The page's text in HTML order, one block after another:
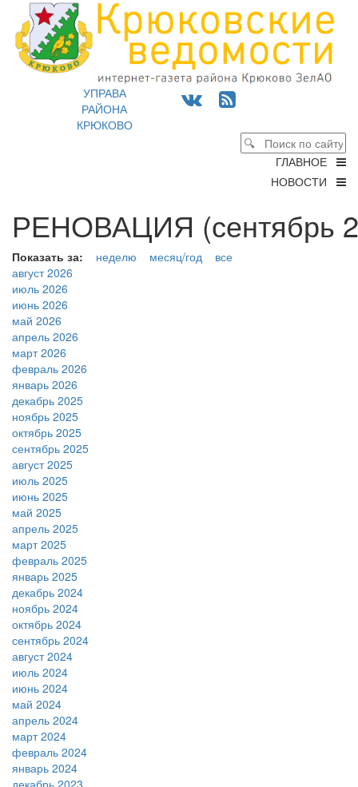
УПРАВА
РАЙОНА
КРЮКОВО
ГЛАВНОЕ
НОВОСТИ
РЕНОВАЦИЯ (сентябрь
Показать за: неделю месяц/год
все
август 2026
июль 2026
июнь 2026
май 2026
апрель 2026
март 2026
февраль 2026
январь 2026
декабрь 2025
ноябрь 2025
октябрь 2025
сентябрь 2025
август 2025
июль 2025
июнь 2025
май 2025
апрель 2025
март 2025
февраль 2025
январь 2025
декабрь 2024
ноябрь 2024
октябрь 2024
сентябрь 2024
август 2024
июль 2024
июнь 2024
май 2024
апрель 2024
март 2024
февраль 2024
январь 2024